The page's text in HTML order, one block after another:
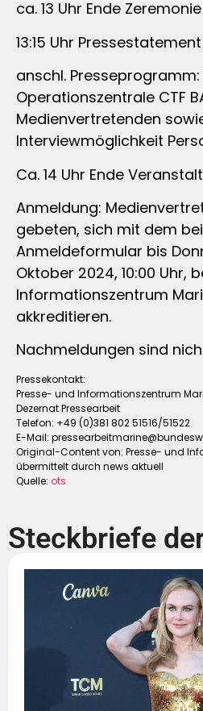
ca. 13 Uhr Ende Zeremonie
13:15 Uhr
anschl.
Operationszentrale CTF
Medienvertretenden
Interviewmöglichkeit
Ca. 14 Uhr Ende
Anmeldung:
gebeten, sich mit dem
Anmeldeformular bis
Oktober 2024, 10:00 Uhr,
Informationszentrum
akkreditieren.
Nachmeldungen sind
Pressekontakt:
Presse- und Informationszentrum
Dezernat Pressearbeit
Telefon: +49 (0)381 802 51516/51522
E-Mail:
Original-Content von: Presse- und
übermittelt durch news aktuell
Quelle: ots
Steckbriefe